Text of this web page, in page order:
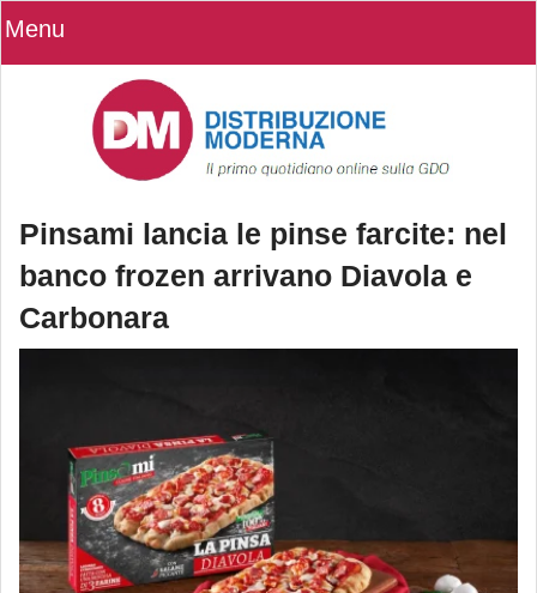
Menu
Pinsami lancia le pinse farcite: nel
banco frozen arrivano Diavola e
Carbonara